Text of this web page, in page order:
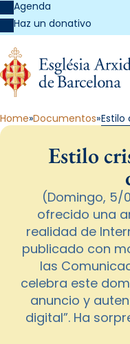
Agenda
Haz un donativo
Home Documentos Estilo
Estilo
(Domingo, 5/
ofrecido una
realidad de
publicado con
las
celebra este
anuncio y
digital”. Ha